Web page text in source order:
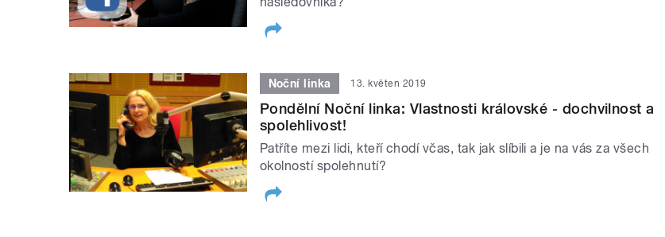
Noční linka 13. květen 2019
Pondělní Noční linka: Vlastnosti královské - dochvilnost a
spolehlivost!
Patříte mezi lidi, kteří chodí včas, tak jak slíbili a je na vás za všech
okolností spolehnutí?